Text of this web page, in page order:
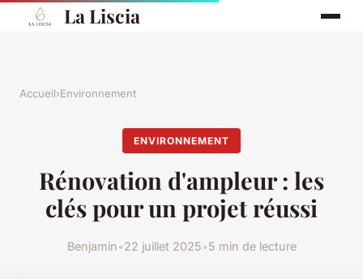
La Liscia
Accueil›Environnement
ENVIRONNEMENT
Rénovation d'ampleur : les
clés pour un projet réussi
Benjamin•22 juillet 2025•5 min de lecture